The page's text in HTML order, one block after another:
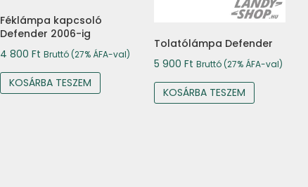
Féklámpa kapcsoló
Defender 2006-ig
4 800Ft Bruttó (27% ÁFA-val)
KOSÁRBA TESZEM
Tolatólámpa Defender
5 900Ft Bruttó (27% ÁFA-val)
KOSÁRBA TESZEM